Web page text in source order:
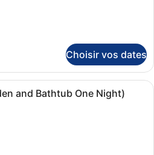
Choisir vos dates
Un espace extérieur moderne
and Bathtub One Night)